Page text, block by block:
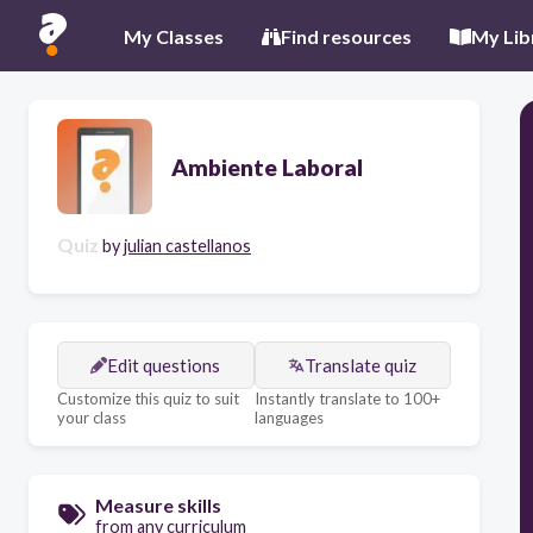
My Classes Find resources My
Ambiente Laboral
Quiz byjulian castellanos
Edit questions
Customize this quiz to suit
your class
Translate quiz
Instantly translate to 100+
languages
Measure skills
from any curriculum